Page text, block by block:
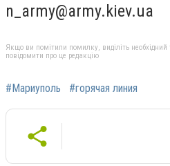
n_army@army.kiev.ua
Якщо ви помітили помилку, виділіть необхідний
повідомити про це редакцію
#Мариуполь #горячая линия